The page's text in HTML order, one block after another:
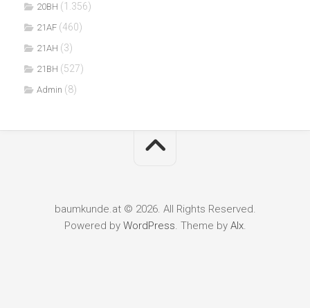
20BH (1.356)
21AF (460)
21AH (3)
21BH (527)
Admin (8)
baumkunde.at © 2026. All Rights Reserved.
Powered by WordPress. Theme by Alx.